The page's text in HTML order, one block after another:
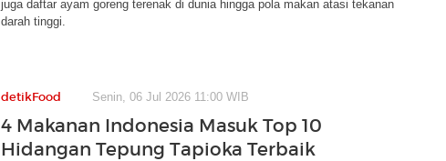
juga daftar ayam goreng terenak di dunia hingga pola makan atasi tekanan
darah tinggi.
detikFood Senin, 06 Jul 2026 11:00 WIB
4 Makanan Indonesia Masuk Top 10
Hidangan Tepung Tapioka Terbaik